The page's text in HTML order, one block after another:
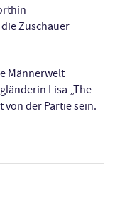
Zuschauer
Männerwelt
Lisa „The
von der Partie sein.